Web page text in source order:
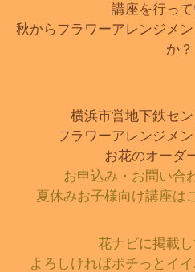
講座を行って
秋からフラワーアレンジメ
か？
横浜市営地下鉄セ
フラワーアレンジメ
お花のオーダ
お申込み・お問い合
夏休みお子様向け講座は
花ナビに掲載し
よろしければポチっとイ